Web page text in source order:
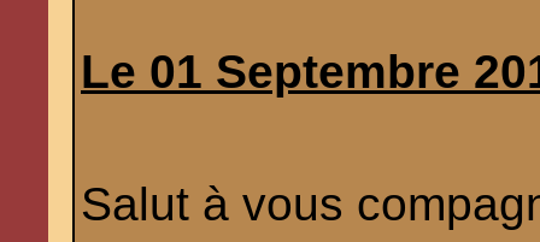
Le 01 Septembre
Salut à vous